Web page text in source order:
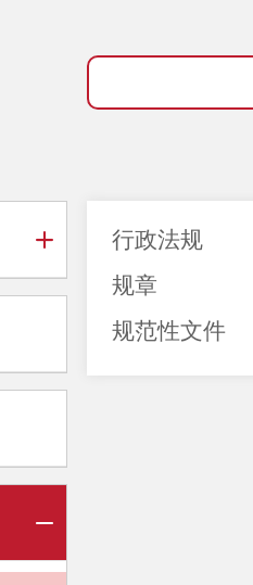
行政法规
规章
规范性文件